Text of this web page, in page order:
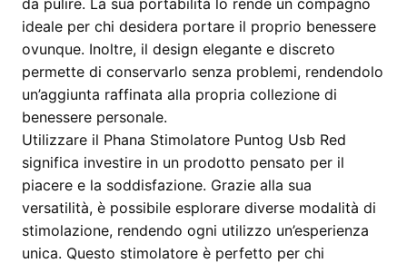
da pulire. La sua portabilità lo rende un compagno
ideale per chi desidera portare il proprio benessere
ovunque. Inoltre, il design elegante e discreto
permette di conservarlo senza problemi, rendendolo
un’aggiunta raffinata alla propria collezione di
benessere personale.
Utilizzare il Phana Stimolatore Puntog Usb Red
significa investire in un prodotto pensato per il
piacere e la soddisfazione. Grazie alla sua
versatilità, è possibile esplorare diverse modalità di
stimolazione, rendendo ogni utilizzo un’esperienza
unica. Questo stimolatore è perfetto per chi